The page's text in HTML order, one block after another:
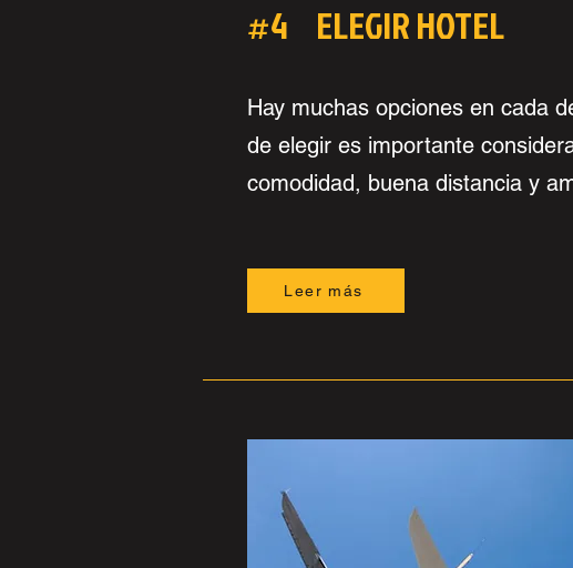
#4 ELEGIR HOTEL
Hay muchas opciones en cada
de elegir es importante
comodidad, buena distancia y
Leer más